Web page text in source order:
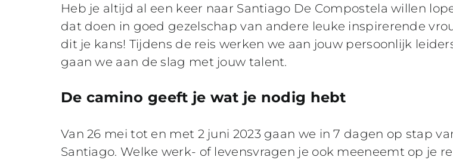
Heb je altijd al een keer naar Santiago De Compostela willen
dat doen in goed gezelschap van andere leuke inspirerende
dit je kans! Tijdens de reis werken we aan jouw persoonlijk
gaan we aan de slag met jouw talent.
De camino geeft je wat je nodig hebt
Van 26 mei tot en met 2 juni 2023 gaan we in 7 dagen op stap
Santiago. Welke werk- of levensvragen je ook meeneemt op je